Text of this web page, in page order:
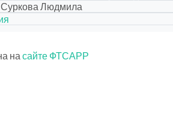
Суркова Людмила
на сайте ФТСАРР